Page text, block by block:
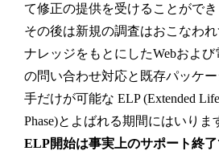
て修正の提供を受けることができ
その後は新規の調査はおこなわ
ナレッジをもとにしたWebおよび
の問い合わせ対応と既存パッケー
手だけが可能な ELP (Extended
Phase)とよばれる期間にはいりま
ELP開始は事実上のサポート終